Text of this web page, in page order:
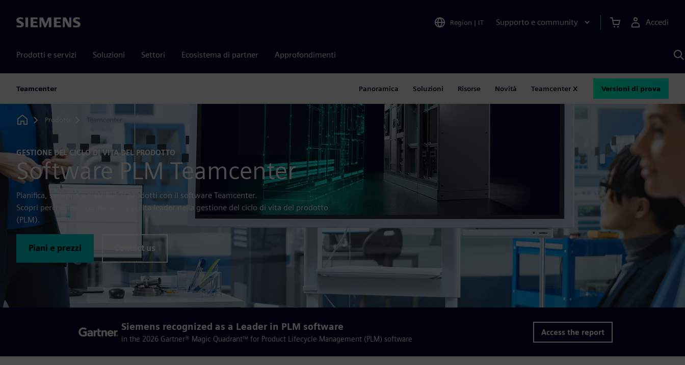
Siemens Region | IT Supporto e community Accedi
Prodotti e servizi Soluzioni Settori Ecosistema di partner Approfondimenti
Teamcenter Panoramica Soluzioni Risorse Novità Teamcenter X Versioni di prova
Home
Prodotti Teamcenter
GESTIONE DEL CICLO DI VITA DEL PRODOTTO
Software PLM Teamcenter
Pianifica, sviluppa e distribuisci prodotti con il software Teamcenter.
Scopri perché Teamcenter è una scelta leader nella gestione del ciclo di vita del prodotto
(PLM).
Piani e prezzi Contact us
Siemens recognized as a Leader in PLM software
in the 2026 Gartner® Magic Quadrant™ for Product Lifecycle Management (PLM) software
Access the report